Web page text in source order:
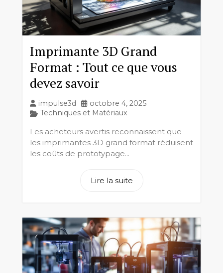
Imprimante 3D Grand
Format : Tout ce que vous
devez savoir
impulse3d
octobre 4, 2025
Techniques et Matériaux
Les acheteurs avertis reconnaissent que
les imprimantes 3D grand format réduisent
les coûts de prototypage...
Lire la suite